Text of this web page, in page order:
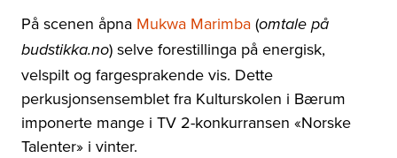
På scenen åpna Mukwa Marimba (omtale på
budstikka.no) selve forestillinga på energisk,
velspilt og fargesprakende vis. Dette
perkusjonsensemblet fra Kulturskolen i Bærum
imponerte mange i TV 2-konkurransen «Norske
Talenter» i vinter.